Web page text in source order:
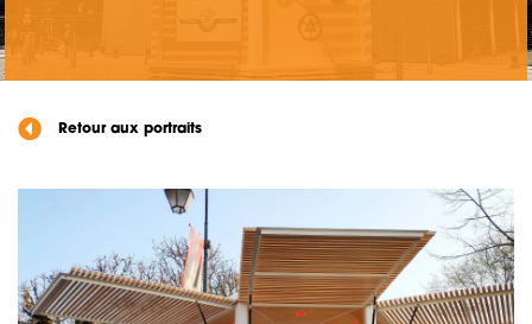
Retour aux portraits